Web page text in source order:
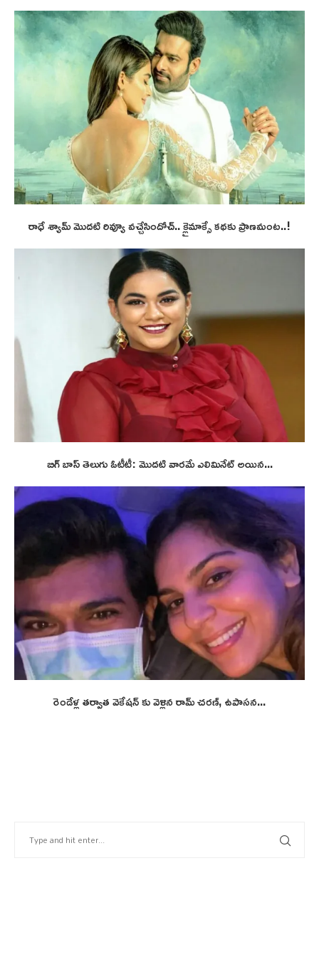
రాధే శ్యామ్ మొదటి రివ్యూ వచ్చేసిందోచ్.. క్లైమాక్సే కథకు ప్రాణమంట..!
బిగ్ బాస్ తెలుగు ఓటీటీ: మొదటి వారమే ఎలిమినేట్ అయిన...
రెండేళ్ల తర్వాత వెకేషన్ కు వెళ్లిన రామ్ చరణ్, ఉపాసన...